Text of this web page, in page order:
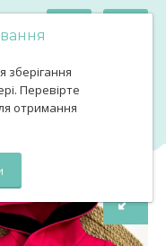
зберігання
Перевірте
отримання
малиновий